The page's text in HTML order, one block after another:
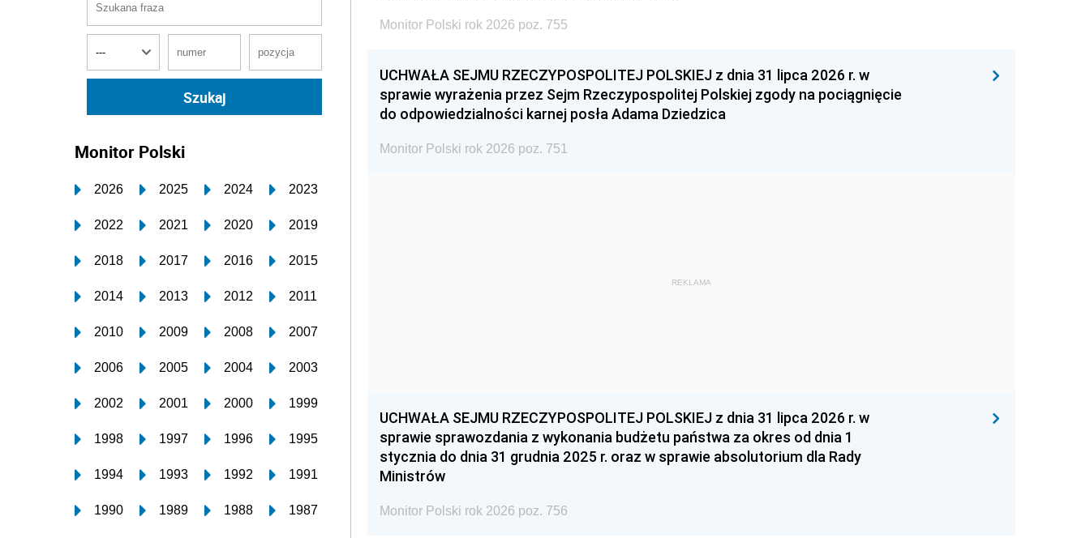
Monitor Polski
2026 2025 2024 2023
2022 2021 2020 2019
2018 2017 2016 2015
2014 2013 2012 2011
2010 2009 2008 2007
2006 2005 2004 2003
2002 2001 2000 1999
1998 1997 1996 1995
1994 1993 1992 1991
1990 1989 1988 1987
Monitor Polski rok 2026 poz. 755
UCHWAŁA SEJMU RZECZYPOSPOLITEJ POLSKIEJ z dnia 31 lipca 2026 r. w
sprawie wyrażenia przez Sejm Rzeczypospolitej Polskiej zgody na pociągnięcie
do odpowiedzialności karnej posła Adama Dziedzica
Monitor Polski rok 2026 poz. 751
REKLAMA
UCHWAŁA SEJMU RZECZYPOSPOLITEJ POLSKIEJ z dnia 31 lipca 2026 r. w
sprawie sprawozdania z wykonania budżetu państwa za okres od dnia 1
stycznia do dnia 31 grudnia 2025 r. oraz w sprawie absolutorium dla Rady
Ministrów
Monitor Polski rok 2026 poz. 756